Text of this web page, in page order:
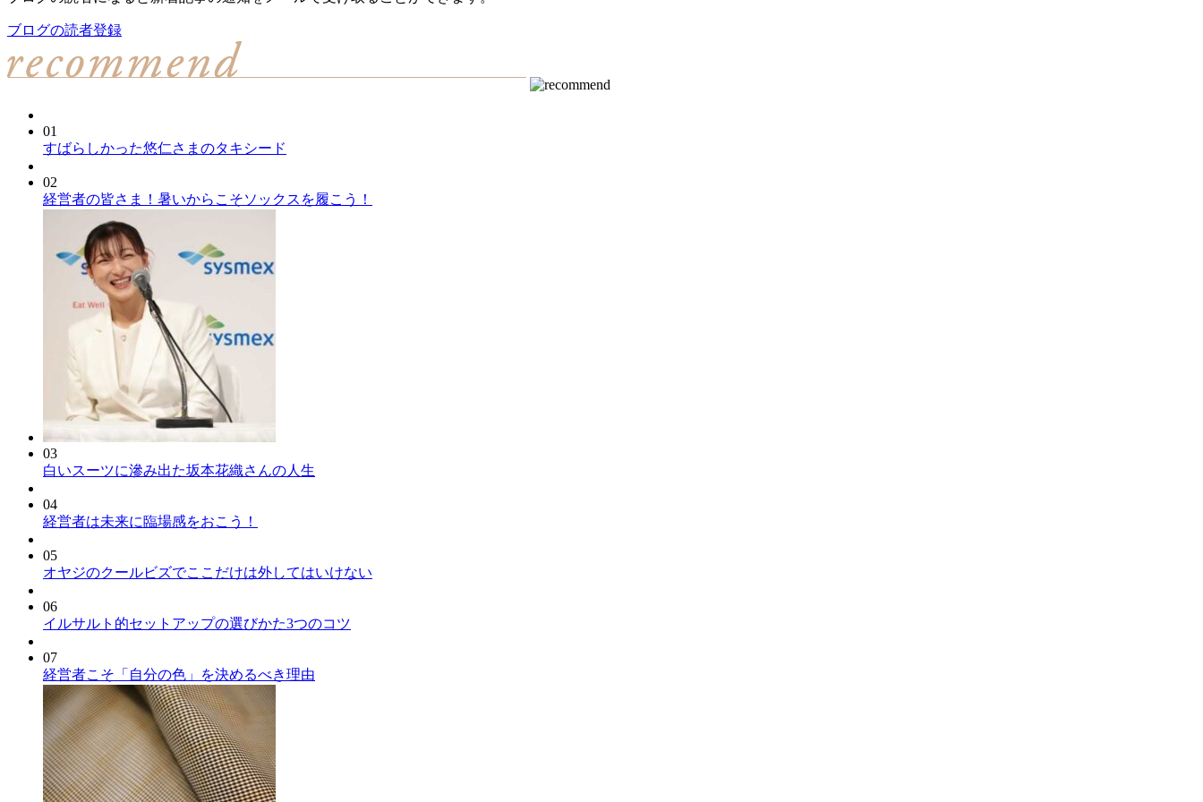
ブログの読者登録
01
すばらしかった悠仁さまのタキシード
02
経営者の皆さま！暑いからこそソックスを履こう！
03
白いスーツに滲み出た坂本花織さんの人生
04
経営者は未来に臨場感をおこう！
05
オヤジのクールビズでここだけは外してはいけない
06
イルサルト的セットアップの選びかた3つのコツ
07
経営者こそ「自分の色」を決めるべき理由